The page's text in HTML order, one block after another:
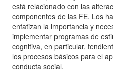
está relacionado con las
componentes de las FE. Los
enfatizan la importancia y
implementar programas de
cognitiva, en particular,
los procesos básicos para el
conducta social.